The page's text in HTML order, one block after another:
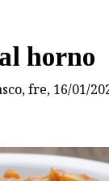
horno
, fre, 16/01/